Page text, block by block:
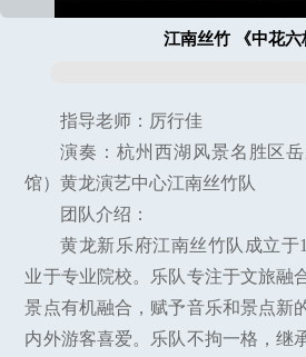
江南丝竹 《中花六
指导老师：厉行佳
演奏：杭州西湖风景名胜区
馆）黄龙演艺中心江南丝竹队
团队介绍：
黄龙新乐府江南丝竹队成立于
业于专业院校。乐队专注于文旅融
景点有机融合，赋予音乐和景点新
内外游客喜爱。乐队不拘一格，继